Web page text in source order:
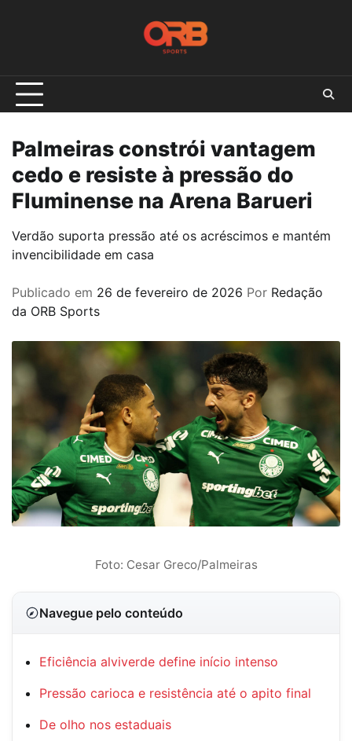
Palmeiras constrói vantagem
cedo e resiste à pressão do
Fluminense na Arena Barueri
Verdão suporta pressão até os acréscimos e mantém
invencibilidade em casa
Publicado em 26 de fevereiro de 2026 Por Redação
da ORB Sports
Foto: Cesar Greco/Palmeiras
Navegue pelo conteúdo
Eficiência alviverde define início intenso
Pressão carioca e resistência até o apito final
De olho nos estaduais